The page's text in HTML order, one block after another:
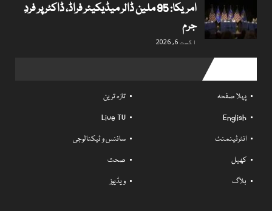
امریکا: 95 ملین ڈالر میڈیکیئر فراڈ، ڈاکٹر پر فردِ
جرم
اگست 6, 2026
پہلا صفحہ
تازہ ترین
English
Live TV
انٹرٹینمنٹ
سائنس و ٹیکنالوجی
کھیل
صحت
بلاگ
ویڈیوز